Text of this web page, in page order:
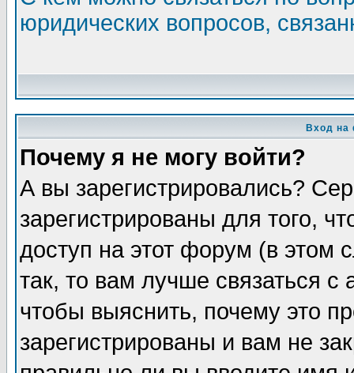
юридических вопросов,
Вход на
Почему я не могу войти?
А вы зарегистрировались?
зарегистрированы для того,
доступ на этот форум (в этом
так, то вам лучше связаться
чтобы выяснить, почему это
зарегистрированы и вам не